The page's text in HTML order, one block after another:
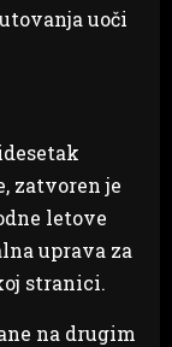
uoči
zatvoren je
letove
uprava za
stranici.
na drugim